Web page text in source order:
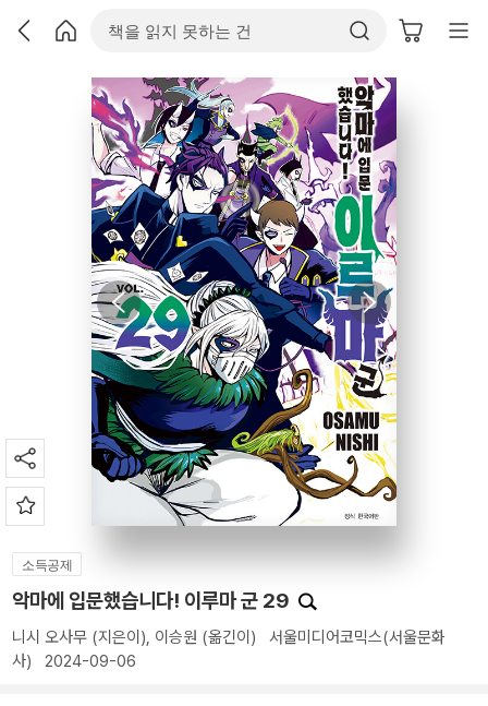
소득공제
악마에 입문했습니다! 이루마 군 29
니시 오사무 (지은이), 이승원 (옮긴이) 서울미디어코믹스(서울문화
사) 2024-09-06